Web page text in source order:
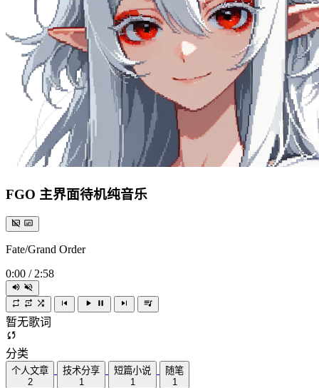
FGO 主界面待机纯音乐
Fate/Grand Order
0:00 / 2:58
暂无歌词
分类
个人文章
2
技术分享
1
短篇小说
1
随笔
1